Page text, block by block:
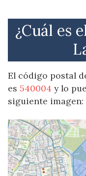
¿Cuál es
El código postal
es 540004 y lo
siguiente imagen: